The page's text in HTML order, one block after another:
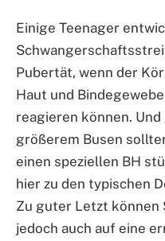
Einige Teenager
Pubertät, wenn der
Haut und
reagieren können.
größerem Busen
einen speziellen BH
hier zu den typischen
Zu guter Letzt
jedoch auch auf eine